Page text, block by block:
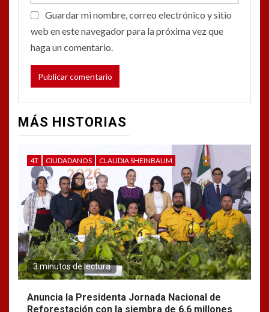
Guardar mi nombre, correo electrónico y sitio
web en este navegador para la próxima vez que
haga un comentario.
MÁS HISTORIAS
4T CIUDADANOS CLAUDIA SHEINBAUM
3 minutos de lectura
Anuncia la Presidenta Jornada Nacional de
Reforestación con la siembra de 6.6 millones